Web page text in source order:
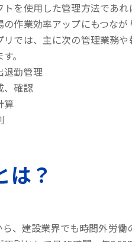
トを使用した管理方法であ
作業効率アップにもつなが
リでは、主に次の管理業務
。
退勤管理
、確認
算
は？
、建設業界でも時間外労働